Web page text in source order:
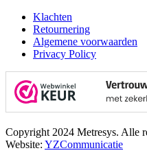
Klachten
Retournering
Algemene voorwaarden
Privacy Policy
Copyright 2024 Metresys. Alle
Website: YZCommunicatie